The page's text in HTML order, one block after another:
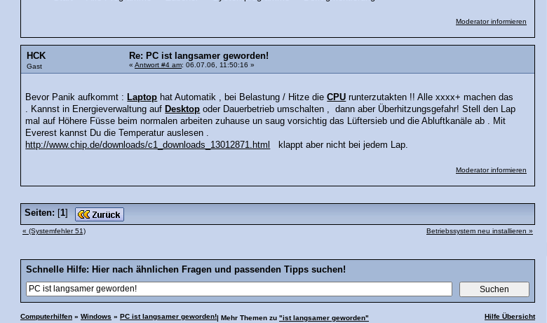
Moderator informieren
HCK
Gast
Re: PC ist langsamer geworden!
« Antwort #4 am: 06.07.06, 11:50:16 »
Bevor Panik aufkommt : Laptop hat Automatik , bei Belastung / Hitze dieCPU runterzutakten !! Alle xxxx+ machen das
. Kannst in Energieverwaltung auf Desktop oder Dauerbetrieb umschalten , dann aber Überhitzungsgefahr! Stell den Lap
mal auf Höhere Füsse beim normalen arbeiten zuhause un saug vorsichtig das Lüftersieb und die Abluftkanäle ab . Mit
Everest kannst Du die Temperatur auslesen .
http://www.chip.de/downloads/c1_downloads_13012871.html
klappt aber nicht bei jedem Lap.
Moderator informieren
Seiten: [1]
« (Systemfehler 51) Betriebssystem neu installieren »
Schnelle Hilfe: Hier nach ähnlichen Fragen und passenden Tipps suchen!
Computerhilfen » Windows » PC ist langsamer geworden! Hilfe Übersicht
| Mehr Themen zu "ist langsamer geworden"